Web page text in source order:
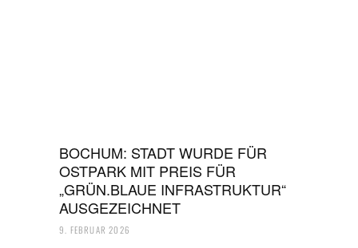
BOCHUM: STADT WURDE FÜR
OSTPARK MIT PREIS FÜR
„GRÜN.BLAUE INFRASTRUKTUR“
AUSGEZEICHNET
9. FEBRUAR 2026